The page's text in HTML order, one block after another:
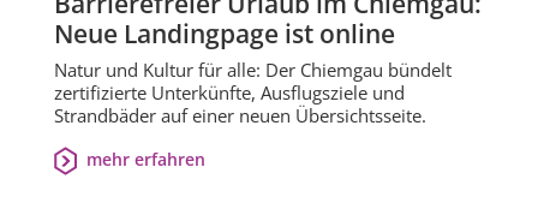
Neue Landingpage ist online
Natur und Kultur für alle: Der Chiemgau bündelt
zertifizierte Unterkünfte, Ausflugsziele und
Strandbäder auf einer neuen Übersichtsseite.
mehr erfahren